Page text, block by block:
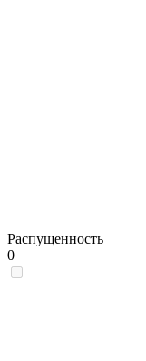
Распущенность
0